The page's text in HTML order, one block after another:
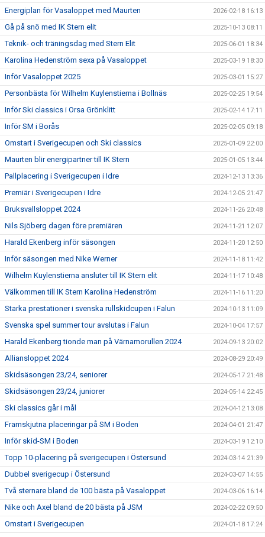
Energiplan för Vasaloppet med Maurten 2026-02-18 16:13
Gå på snö med IK Stern elit 2025-10-13 08:11
Teknik- och träningsdag med Stern Elit 2025-06-01 18:34
Karolina Hedenström sexa på Vasaloppet 2025-03-19 18:30
Inför Vasaloppet 2025 2025-03-01 15:27
Personbästa för Wilhelm Kuylenstierna i Bollnäs 2025-02-25 19:54
Inför Ski classics i Orsa Grönklitt 2025-02-14 17:11
Inför SM i Borås 2025-02-05 09:18
Omstart i Sverigecupen och Ski classics 2025-01-09 22:00
Maurten blir energipartner till IK Stern 2025-01-05 13:44
Pallplacering i Sverigecupen i Idre 2024-12-13 13:36
Premiär i Sverigecupen i Idre 2024-12-05 21:47
Bruksvallsloppet 2024 2024-11-26 20:48
Nils Sjöberg dagen före premiären 2024-11-21 12:07
Harald Ekenberg inför säsongen 2024-11-20 12:50
Inför säsongen med Nike Werner 2024-11-18 11:42
Wilhelm Kuylenstierna ansluter till IK Stern elit 2024-11-17 10:48
Välkommen till IK Stern Karolina Hedenström 2024-11-16 11:20
Starka prestationer i svenska rullskidcupen i Falun 2024-10-13 11:09
Svenska spel summer tour avslutas i Falun 2024-10-04 17:57
Harald Ekenberg tionde man på Värnamorullen 2024 2024-09-13 20:02
Alliansloppet 2024 2024-08-29 20:49
Skidsäsongen 23/24, seniorer 2024-05-17 21:48
Skidsäsongen 23/24, juniorer 2024-05-14 22:45
Ski classics går i mål 2024-04-12 13:08
Framskjutna placeringar på SM i Boden 2024-04-01 21:47
Inför skid-SM i Boden 2024-03-19 12:10
Topp 10-placering på sverigecupen i Östersund 2024-03-14 21:39
Dubbel sverigecup i Östersund 2024-03-07 14:55
Två sternare bland de 100 bästa på Vasaloppet 2024-03-06 16:14
Nike och Axel bland de 20 bästa på JSM 2024-02-22 09:50
Omstart i Sverigecupen 2024-01-18 17:24